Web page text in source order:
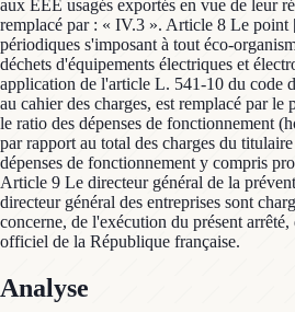
aux EEE usagés exportés en vue de leur
remplacé par : « IV.3 ». Article 8 Le point
périodiques s'imposant à tout éco-
déchets d'équipements électriques et
application de l'article L. 541-10 du code
au cahier des charges, est remplacé par
le ratio des dépenses de fonctionnement
par rapport au total des charges du
dépenses de fonctionnement y compris
Article 9 Le directeur général de la
directeur général des entreprises sont
concerne, de l'exécution du présent
officiel de la République française.
Analyse